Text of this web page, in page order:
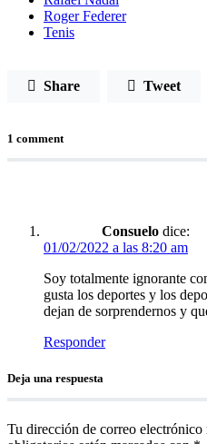
Roger Federer
Tenis
Share Tweet
1 comment
Consuelo dice:
01/02/2022 a las 8:20 am
Soy totalmente ignorante
gusta los deportes y los
dejan de sorprendernos y
Responder
Deja una respuesta
Tu dirección de correo electrónico